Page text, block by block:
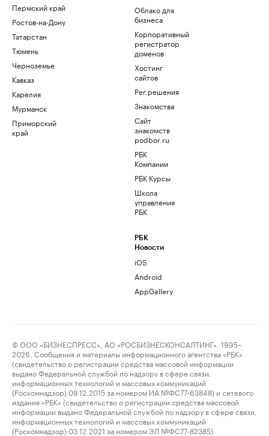
Пермский край
Ростов-на-Дону
Татарстан
Тюмень
Черноземье
Кавказ
Карелия
Мурманск
Приморский
край
Облако для
бизнеса
Корпоративный
регистратор
доменов
Хостинг
сайтов
Рег.решения
Знакомства
Сайт
знакомств
podbor.ru
РБК
Компании
РБК Курсы
Школа
управления
РБК
РБК
Новости
iOS
Android
AppGallery
© ООО «БИЗНЕСПРЕСС», АО «РОСБИЗНЕСКОНСАЛТИНГ», 1995–
2026. Сообщения и материалы информационного агентства «РБК»
(свидетельство о регистрации средства массовой информации
выдано Федеральной службой по надзору в сфере связи,
информационных технологий и массовых коммуникаций
(Роскомнадзор) 09.12.2015 за номером ИА №ФС77-63848) и сетевого
издания «РБК» (свидетельство о регистрации средства массовой
информации выдано Федеральной службой по надзору в сфере связи,
информационных технологий и массовых коммуникаций
(Роскомнадзор) 03.12.2021 за номером ЭЛ №ФС77-82385)